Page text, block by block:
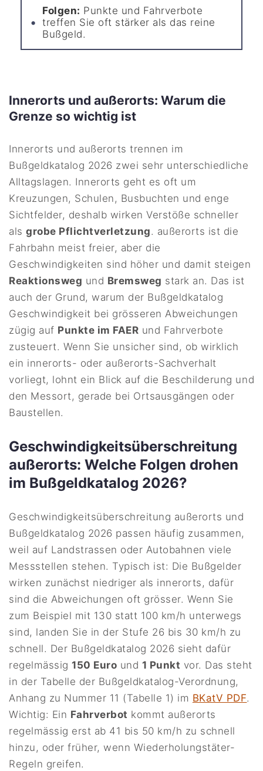
Folgen: Punkte und Fahrverbote
treffen Sie oft stärker als das reine
Bußgeld.
Innerorts und außerorts: Warum die
Grenze so wichtig ist
Innerorts und außerorts trennen im
Bußgeldkatalog 2026 zwei sehr unterschiedliche
Alltagslagen. Innerorts geht es oft um
Kreuzungen, Schulen, Busbuchten und enge
Sichtfelder, deshalb wirken Verstöße schneller
alsgrobe Pflichtverletzung. außerorts ist die
Fahrbahn meist freier, aber die
Geschwindigkeiten sind höher und damit steigen
Reaktionsweg und Bremsweg stark an. Das ist
auch der Grund, warum der Bußgeldkatalog
Geschwindigkeit bei grösseren Abweichungen
zügig auf Punkte im FAER und Fahrverbote
zusteuert. Wenn Sie unsicher sind, ob wirklich
ein innerorts- oder außerorts-Sachverhalt
vorliegt, lohnt ein Blick auf die Beschilderung und
den Messort, gerade bei Ortsausgängen oder
Baustellen.
Geschwindigkeitsüberschreitung
außerorts: Welche Folgen drohen
im Bußgeldkatalog 2026?
Geschwindigkeitsüberschreitung außerorts und
Bußgeldkatalog 2026 passen häufig zusammen,
weil auf Landstrassen oder Autobahnen viele
Messstellen stehen. Typisch ist: Die Bußgelder
wirken zunächst niedriger als innerorts, dafür
sind die Abweichungen oft grösser. Wenn Sie
zum Beispiel mit 130 statt 100 km/h unterwegs
sind, landen Sie in der Stufe 26 bis 30 km/h zu
schnell. Der Bußgeldkatalog 2026 sieht dafür
regelmässig150 Euro und 1 Punkt vor. Das steht
in der Tabelle der Bußgeldkatalog-Verordnung,
Anhang zu Nummer 11 (Tabelle 1) im BKatV PDF.
Wichtig: Ein Fahrverbot kommt außerorts
regelmässig erst ab 41 bis 50 km/h zu schnell
hinzu, oder früher, wenn Wiederholungstäter-
Regeln greifen.